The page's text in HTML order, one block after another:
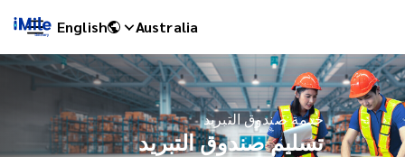
Australia
English
خدمة صندوق التبريد
تسليم صندوق التبريد